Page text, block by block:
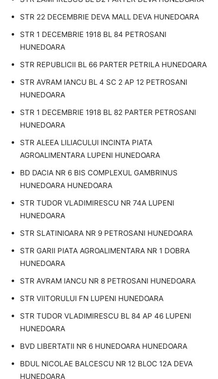
STR 22 DECEMBRIE DEVA MALL DEVA HUNEDOARA
STR 1 DECEMBRIE 1918 BL 84 PETROSANI
HUNEDOARA
STR REPUBLICII BL 66 PARTER PETRILA HUNEDOARA
STR AVRAM IANCU BL 4 SC 2 AP 12 PETROSANI
HUNEDOARA
STR 1 DECEMBRIE 1918 BL 82 PARTER PETROSANI
HUNEDOARA
STR ALEEA LILIACULUI INCINTA PIATA
AGROALIMENTARA LUPENI HUNEDOARA
BD DACIA NR 6 BIS COMPLEXUL GAMBRINUS
HUNEDOARA HUNEDOARA
STR TUDOR VLADIMIRESCU NR 74A LUPENI
HUNEDOARA
STR SLATINIOARA NR 9 PETROSANI HUNEDOARA
STR GARII PIATA AGROALIMENTARA NR 1 DOBRA
HUNEDOARA
STR AVRAM IANCU NR 8 PETROSANI HUNEDOARA
STR VIITORULUI FN LUPENI HUNEDOARA
STR TUDOR VLADIMIRESCU BL 84 AP 46 LUPENI
HUNEDOARA
BVD LIBERTATII NR 6 HUNEDOARA HUNEDOARA
BDUL NICOLAE BALCESCU NR 12 BLOC 12A DEVA
HUNEDOARA